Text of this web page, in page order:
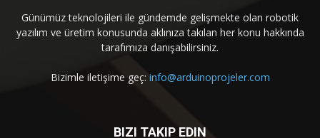
Günümüz teknolojileri ile gündemde gelişmekte olan robotik
yazılım ve üretim konusunda aklınıza takılan her konu hakkında
tarafımıza danışabilirsiniz.
Bizimle iletişime geç: info@arduinoprojeler.com
BIZI TAKIP EDIN